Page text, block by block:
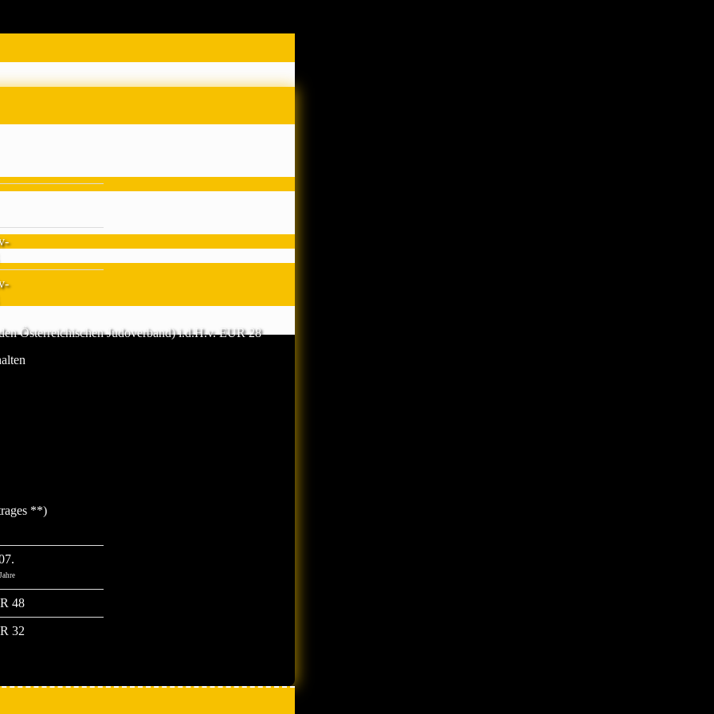
Österreichischen Judoverband) i.d.H.v. EUR 28
**)
48
32